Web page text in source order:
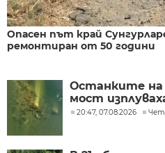
Опасен път край
ремонтиран от 50 години
Останките
мост
20:47, 07.08.2026